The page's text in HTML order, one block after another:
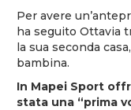
Per avere
ha seguito Ottavia
la sua seconda
bambina.
In Mapei Sport
stata una “prima